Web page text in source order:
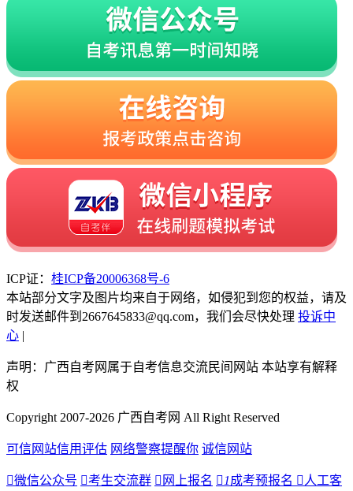
ICP证： 桂ICP备20006368号-6
本站部分文字及图片均来自于网络，如侵犯到您的权益，请及
时发送邮件到2667645833@qq.com，我们会尽快处理 投诉中
心 |
声明：广西自考网属于自考信息交流民间网站 本站享有解释
权
Copyright 2007-2026 广西自考网 All Right Reserved
可信网站信用评估 网络警察提醒你 诚信网站
微信公众号 考生交流群  网上报名  1成考预报名  人工客